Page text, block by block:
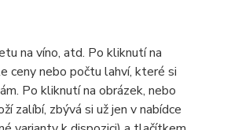
na víno, atd. Po kliknutí na
ceny nebo počtu lahví, které si
Po kliknutí na obrázek, nebo
zalíbí, zbývá si už jen v nabídce